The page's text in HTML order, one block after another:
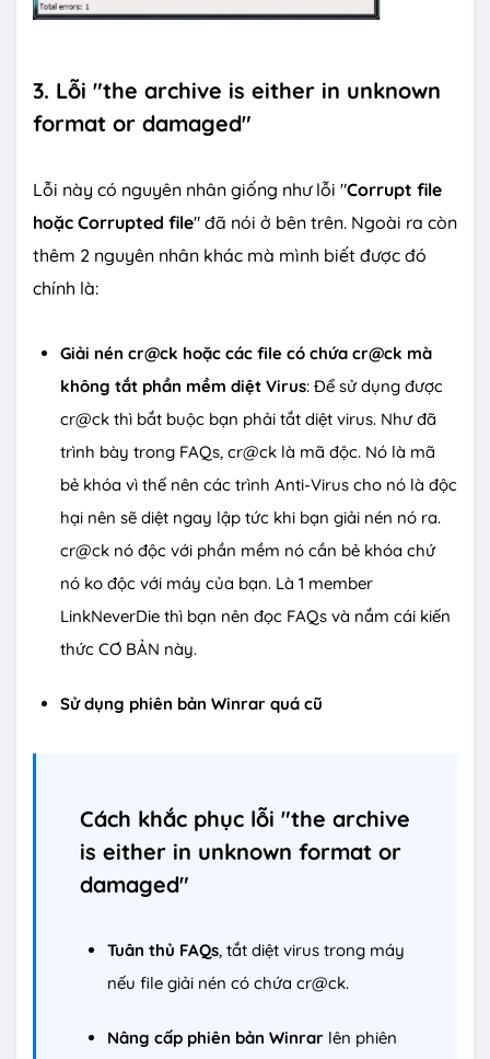
3. Lỗi "the archive is either in unknown
format or damaged"
Lỗi này có nguyên nhân giống như lỗi "Corrupt file
hoặc Corrupted file" đã nói ở bên trên. Ngoài ra còn
thêm 2 nguyên nhân khác mà mình biết được đó
chính là:
Giải nén cr@ck hoặc các file có chứa cr@ck mà
không tắt phần mềm diệt Virus: Để sử dụng được
cr@ck thì bắt buộc bạn phải tắt diệt virus. Như đã
trình bày trong FAQs, cr@ck là mã độc. Nó là mã
bẻ khóa vì thế nên các trình Anti-Virus cho nó là độc
hại nên sẽ diệt ngay lập tức khi bạn giải nén nó ra.
cr@ck nó độc với phần mềm nó cần bẻ khóa chứ
nó ko độc với máy của bạn. Là 1 member
LinkNeverDie thì bạn nên đọc FAQs và nắm cái kiến
thức CƠ BẢN này.
Sử dụng phiên bản Winrar quá cũ
Cách khắc phục lỗi "the archive
is either in unknown format or
damaged"
Tuân thủ FAQs, tắt diệt virus trong máy
nếu file giải nén có chứa cr@ck.
Nâng cấp phiên bản Winrar lên phiên